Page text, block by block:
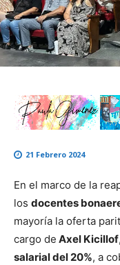
21 Febrero 2024
En el marco de la
los docentes
mayoría la oferta
cargo de Axel Kicillof
salarial del 20%, a